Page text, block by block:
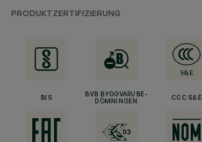
PRODUKTZERTIFIZIERUNG
BIS
BVB BYGGVARUBE-
DÖMNINGEN
CCC S&E